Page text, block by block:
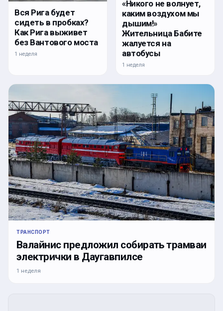
Вся Рига будет
сидеть в пробках?
Как Рига выживет
без Вантового моста
1 неделя
«Никого не волнует,
каким воздухом мы
дышим!»
Жительница Бабите
жалуется на
автобусы
1 неделя
ТРАНСПОРТ
Валайнис предложил собирать трамваи
электрички в Даугавпилсе
1 неделя